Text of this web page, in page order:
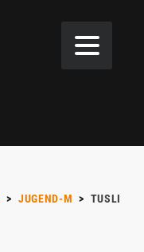
> JUGEND-M > TUSLI